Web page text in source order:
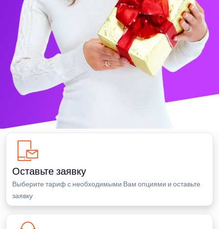
Оставьте заявку
Выберите тариф с необходимыми Вам опциями и оставьте
заявку